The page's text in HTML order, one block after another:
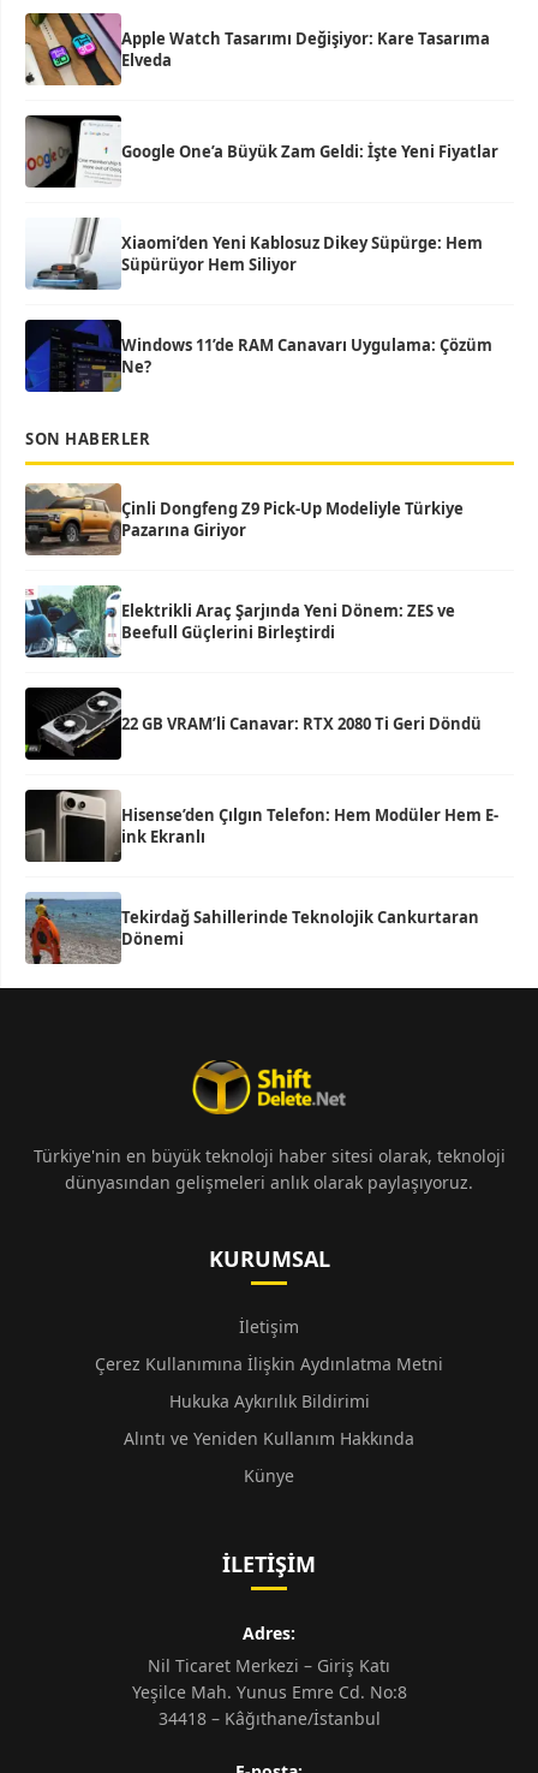
Apple Watch Tasarımı Değişiyor: Kare Tasarıma
Elveda
Google One’a Büyük Zam Geldi: İşte Yeni Fiyatlar
Xiaomi’den Yeni Kablosuz Dikey Süpürge: Hem
Süpürüyor Hem Siliyor
Windows 11’de RAM Canavarı Uygulama: Çözüm
Ne?
SON HABERLER
Çinli Dongfeng Z9 Pick-Up Modeliyle Türkiye
Pazarına Giriyor
Elektrikli Araç Şarjında Yeni Dönem: ZES ve
Beefull Güçlerini Birleştirdi
22 GB VRAM’li Canavar: RTX 2080 Ti Geri Döndü
Hisense’den Çılgın Telefon: Hem Modüler Hem E-
ink Ekranlı
Tekirdağ Sahillerinde Teknolojik Cankurtaran
Dönemi
Türkiye'nin en büyük teknoloji haber sitesi olarak, teknoloji
dünyasından gelişmeleri anlık olarak paylaşıyoruz.
KURUMSAL
İletişim
Çerez Kullanımına İlişkin Aydınlatma Metni
Hukuka Aykırılık Bildirimi
Alıntı ve Yeniden Kullanım Hakkında
Künye
İLETIŞIM
Adres:
Nil Ticaret Merkezi – Giriş Katı
Yeşilce Mah. Yunus Emre Cd. No:8
34418 – Kâğıthane/İstanbul